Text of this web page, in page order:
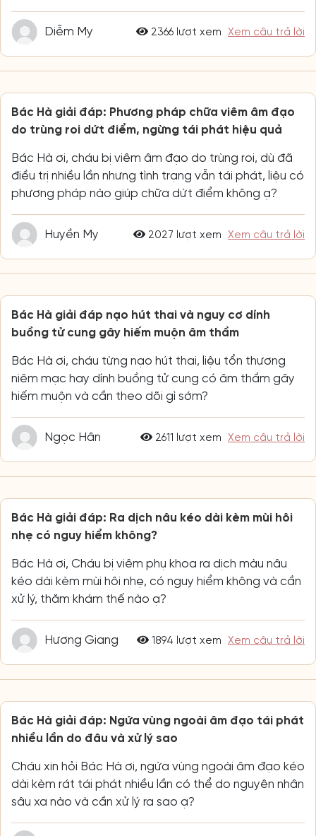
Diễm My 2366 lượt xem Xem câu trả lời
Bác Hà giải đáp: Phương pháp chữa viêm âm đạo
do trùng roi dứt điểm, ngừng tái phát hiệu quả
Bác Hà ơi, cháu bị viêm âm đạo do trùng roi, dù đã
điều trị nhiều lần nhưng tình trạng vẫn tái phát, liệu có
phương pháp nào giúp chữa dứt điểm không ạ?
Huyền My 2027 lượt xem Xem câu trả lời
Bác Hà giải đáp nạo hút thai và nguy cơ dính
buồng tử cung gây hiếm muộn âm thầm
Bác Hà ơi, cháu từng nạo hút thai, liệu tổn thương
niêm mạc hay dính buồng tử cung có âm thầm gây
hiếm muộn và cần theo dõi gì sớm?
Ngọc Hân 2611 lượt xem Xem câu trả lời
Bác Hà giải đáp: Ra dịch nâu kéo dài kèm mùi hôi
nhẹ có nguy hiểm không?
Bác Hà ơi, Cháu bị viêm phụ khoa ra dịch màu nâu
kéo dài kèm mùi hôi nhẹ, có nguy hiểm không và cần
xử lý, thăm khám thế nào ạ?
Hương Giang 1894 lượt xem Xem câu trả lời
Bác Hà giải đáp: Ngứa vùng ngoài âm đạo tái phát
nhiều lần do đâu và xử lý sao
Cháu xin hỏi Bác Hà ơi, ngứa vùng ngoài âm đạo kéo
dài kèm rát tái phát nhiều lần có thể do nguyên nhân
sâu xa nào và cần xử lý ra sao ạ?